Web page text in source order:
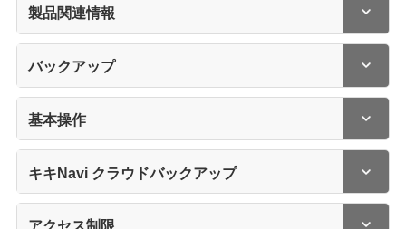
製品関連情報
バックアップ
基本操作
キキNavi クラウドバックアップ